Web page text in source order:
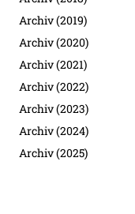
Archiv (2019)
Archiv (2020)
Archiv (2021)
Archiv (2022)
Archiv (2023)
Archiv (2024)
Archiv (2025)